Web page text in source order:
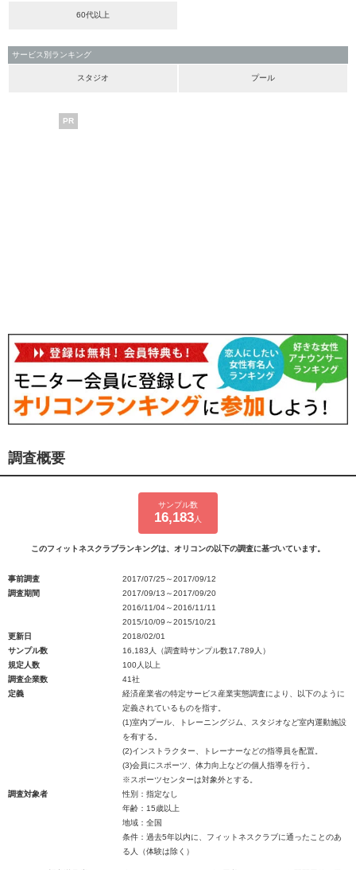
60代以上
サービス別ランキング
スタジオ プール
PR
調査概要
サンプル数
16,183 人
このフィットネスクラブランキングは、オリコンの以下の調査に基づいています。
事前調査
2017/07/25～2017/09/12
調査期間
2017/09/13～2017/09/20
2016/11/04～2016/11/11
2015/10/09～2015/10/21
更新日
2018/02/01
サンプル数
16,183人（調査時サンプル数17,789人）
規定人数
100人以上
調査企業数
41社
定義
経済産業省の特定サービス産業実態調査により、以下のように
定義されているものを指す。
(1)室内プール、トレーニングジム、スタジオなど室内運動施設
を有する。
(2)インストラクター、トレーナーなどの指導員を配置。
(3)会員にスポーツ、体力向上などの個人指導を行う。
※スポーツセンターは対象外とする。
調査対象者
性別：指定なし
年齢：15歳以上
地域：全国
条件：過去5年以内に、フィットネスクラブに通ったことのあ
る人（体験は除く）